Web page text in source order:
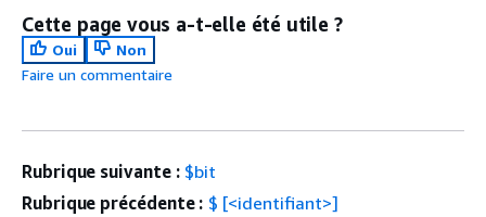
Cette page vous a-t-elle été utile ?
Oui
Non
Faire un commentaire
Rubrique suivante : $bit
Rubrique précédente : $ [<identifiant>]